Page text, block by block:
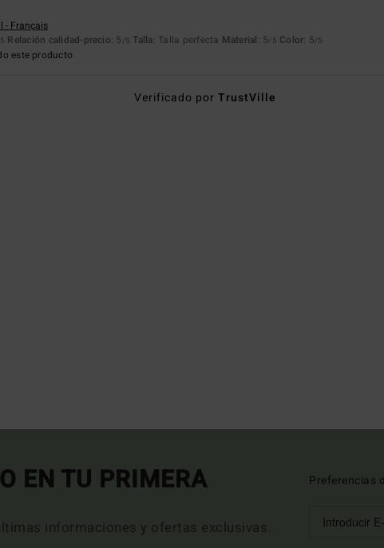
- Français
Relación calidad-precio: 5 /5 Talla: Talla perfecta Material: 5/5 Color: 5/5
este producto
Verificado por TrustVille
EN TU PRIMERA
informaciones y ofertas exclusivas.
Preferencias